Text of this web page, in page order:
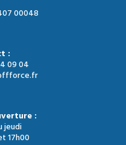
00048
:
09 04
:
jeudi
17h00